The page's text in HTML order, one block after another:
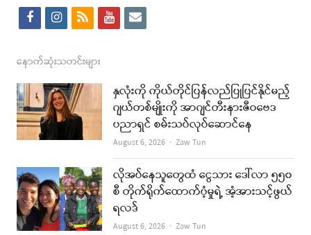
f
c
e
b
o
k
i
s
t
a
g
a
m
r
s
y
t
u
b
e
e
i
l
နောက်ဆုံးသတင်းများ
နှလုံးကို ကိုယ်တိုင်ပြန်လည်ပြုပြင်နိုင်မည့်
ဂျယ်တစ်မျိုးကို အာဂျင်တီးနားဇီဝဗေဒ
ပညာရှင် စမ်းသပ်လုပ်ဆောင်နေ
August 6, 2026 Author
Zaw Tun
လိုအပ်နေသူတွေထံ ငွေသား ဒေါ်လာ ၅၅၀
စီ တိုက်ရိုက်ထောက်ပံ့မှုရဲ့ အံ့အားသင့်ဖွယ်
ရလဒ်
August 6, 2026 Author
Zaw Tun